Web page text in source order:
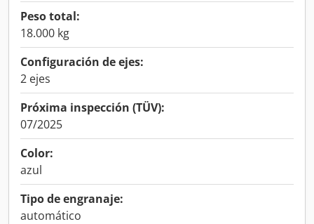
Peso total:
18.000 kg
Configuración de ejes:
2 ejes
Próxima inspección (TÜV):
07/2025
Color:
azul
Tipo de engranaje:
automático